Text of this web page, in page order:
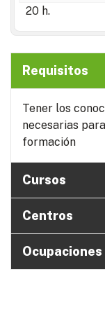
20 h.
Requisitos
Tener los
necesarias
formación
Cursos
Centros
Ocupaciones